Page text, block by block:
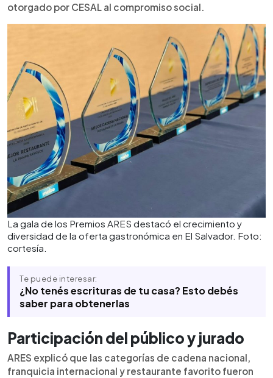
otorgado por CESAL al compromiso social.
La gala de los Premios ARES destacó el crecimiento y
diversidad de la oferta gastronómica en El Salvador. Foto:
cortesía.
Te puede interesar:
¿No tenés escrituras de tu casa? Esto debés
saber para obtenerlas
Participación del público y jurado
ARES explicó que las categorías de cadena nacional,
franquicia internacional y restaurante favorito fueron